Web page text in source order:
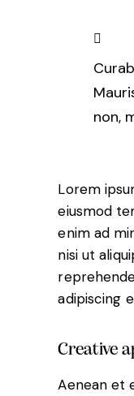
non,
Lorem
eiusmod
enim ad
nisi ut
adipiscing
Creative
Aenean et